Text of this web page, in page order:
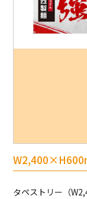
タペストリー（